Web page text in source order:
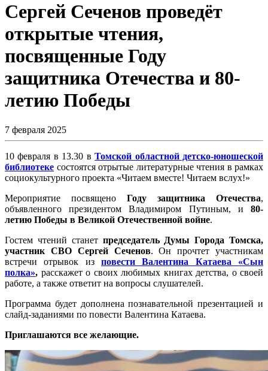
Сергей Сеченов проведёт
открытые чтения,
посвященные Году
защитника Отечества и 80-
летию Победы
7 февраля 2025
10 февраля в 13.30 вТомской областной детско-юношеской
библиотеке состоятся отрытые литературные чтения в рамках
социокультурного проекта «Читаем вместе! Читаем вслух!»
Мероприятие посвящено Году защитника Отечества,
объявленного президентом Владимиром Путиным, и 80-
летию Победы в Великой Отечественной войне.
Гостем чтений станет председатель Думы Города Томска,
участник СВО Сергей Сеченов. Он прочтет участникам
встречи отрывок из повести Валентина Катаева «Сын
полка», расскажет о своих любимых книгах детства, о своей
работе, а также ответит на вопросы слушателей.
Программа будет дополнена познавательной презентацией и
слайд-заданиями по повести Валентина Катаева.
Приглашаются все желающие.